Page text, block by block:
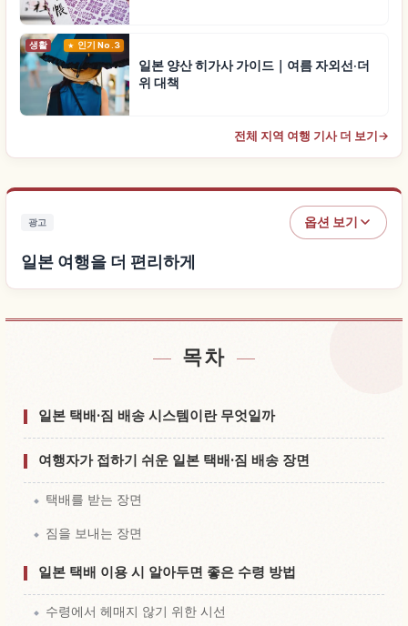
생활 인기 No.3
일본 양산 히가사 가이드｜여름 자외선·더
위 대책
전체 지역 여행 기사 더 보기 →
광고 옵션 보기
일본 여행을 더 편리하게
일본 근처 숙소 찾기↗
일본 체험 찾기↗
목차
일본 택배·짐 배송 시스템이란 무엇일까
여행자가 접하기 쉬운 일본 택배·짐 배송 장면
택배를 받는 장면
짐을 보내는 장면
일본 택배 이용 시 알아두면 좋은 수령 방법
수령에서 헤매지 않기 위한 시선